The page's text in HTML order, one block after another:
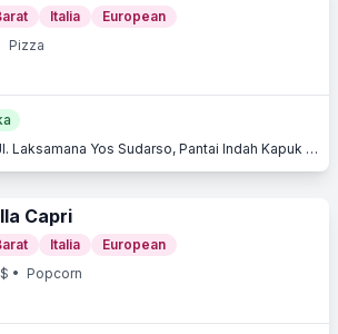
Italia
European
Pizza
Aloha Pasir Putih, Jl. Laksamana Yos Sudarso, Pantai Indah Kapuk (PIK), Penjaringan, Jakarta Utara, Jakarta
Capri
Italia
European
• Popcorn